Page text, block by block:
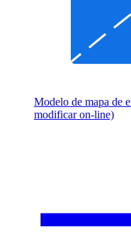
Modelo de mapa de
modificar on-line)